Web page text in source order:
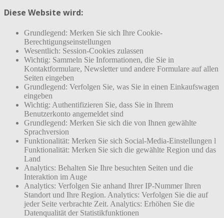
Diese Website wird:
Grundlegend: Merken Sie sich Ihre Cookie-
Berechtigungseinstellungen
Wesentlich: Session-Cookies zulassen
Wichtig: Sammeln Sie Informationen, die Sie in
Kontaktformulare, Newsletter und andere Formulare auf allen
Seiten eingeben
Grundlegend: Verfolgen Sie, was Sie in einen Einkaufswagen
eingeben
Wichtig: Authentifizieren Sie, dass Sie in Ihrem
Benutzerkonto angemeldet sind
Grundlegend: Merken Sie sich die von Ihnen gewählte
Sprachversion
Funktionalität: Merken Sie sich Social-Media-Einstellungen l
Funktionalität: Merken Sie sich die gewählte Region und das
Land
Analytics: Behalten Sie Ihre besuchten Seiten und die
Interaktion im Auge
Analytics: Verfolgen Sie anhand Ihrer IP-Nummer Ihren
Standort und Ihre Region. Analytics: Verfolgen Sie die auf
jeder Seite verbrachte Zeit. Analytics: Erhöhen Sie die
Datenqualität der Statistikfunktionen